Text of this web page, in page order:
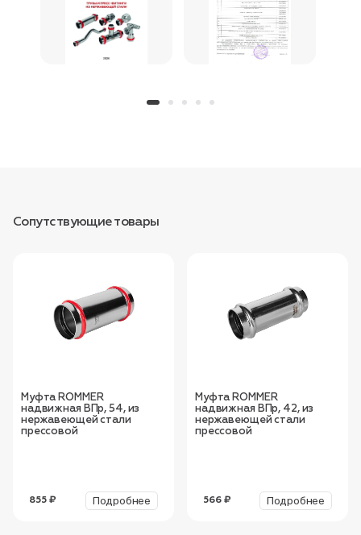
Сопутствующие товары
Муфта ROMMER
надвижная ВПр, 54, из
нержавеющей стали
прессовой
855 ₽ Подробнее
Муфта ROMMER
надвижная ВПр, 42, из
нержавеющей стали
прессовой
566 ₽ Подробнее